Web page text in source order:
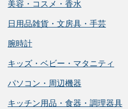
美容・コスメ・香水
日用品雑貨・文房具・手芸
腕時計
キッズ・ベビー・マタニティ
パソコン・周辺機器
キッチン用品・食器・調理器具